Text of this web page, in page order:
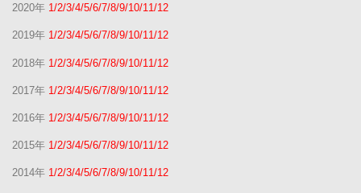
2020年 1/2/3/4/5/6/7/8/9/10/11/12
2019年 1/2/3/4/5/6/7/8/9/10/11/12
2018年 1/2/3/4/5/6/7/8/9/10/11/12
2017年 1/2/3/4/5/6/7/8/9/10/11/12
2016年 1/2/3/4/5/6/7/8/9/10/11/12
2015年 1/2/3/4/5/6/7/8/9/10/11/12
2014年 1/2/3/4/5/6/7/8/9/10/11/12